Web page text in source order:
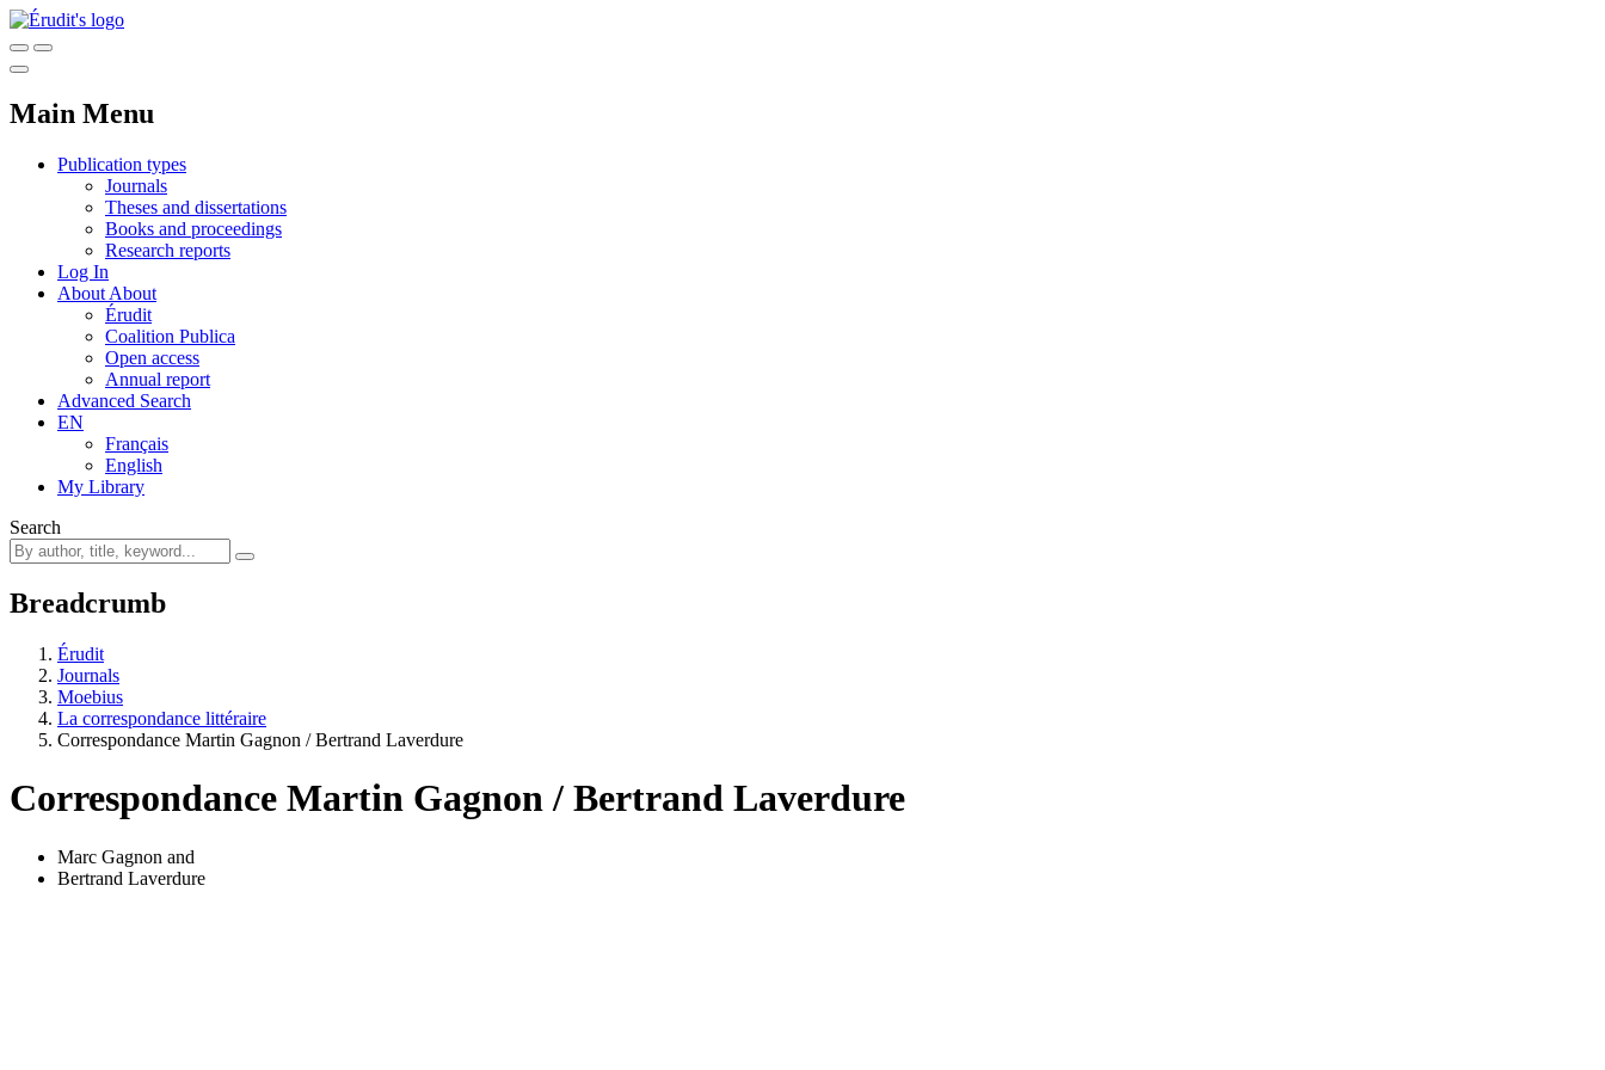
Main Menu
Publication types
Journals
Theses and dissertations
Books and proceedings
Research reports
Log In
About About
Érudit
Coalition Publica
Open access
Annual report
Advanced Search
EN
Français
English
My Library
Search
Breadcrumb
Érudit
Journals
Moebius
La correspondance littéraire
Correspondance Martin Gagnon / Bertrand Laverdure
Correspondance Martin Gagnon / Bertrand Laverdure
Marc Gagnon and
Bertrand Laverdure